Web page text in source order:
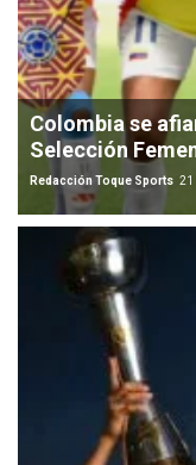
Colombia se
Selección
Redacción Toque Sports 21